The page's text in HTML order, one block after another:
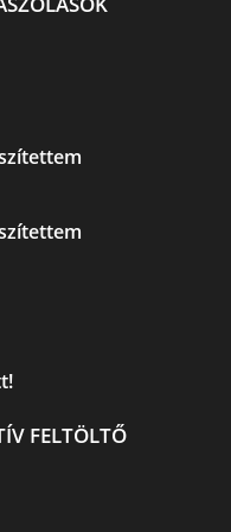
FELTÖLTŐ